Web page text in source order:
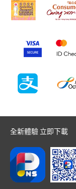
全新體驗 立即下載